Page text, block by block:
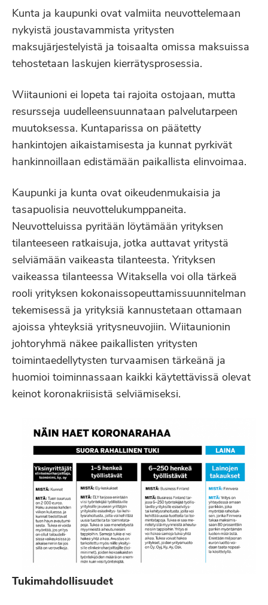
Kunta ja kaupunki ovat valmiita neuvottelemaan
nykyistä joustavammista yritysten
maksujärjestelyistä ja toisaalta omissa maksuissa
tehostetaan laskujen kierrätysprosessia.
Wiitaunioni ei lopeta tai rajoita ostojaan, mutta
resursseja uudelleensuunnataan palvelutarpeen
muutoksessa. Kuntaparissa on päätetty
hankintojen aikaistamisesta ja kunnat pyrkivät
hankinnoillaan edistämään paikallista elinvoimaa.
Kaupunki ja kunta ovat oikeudenmukaisia ja
tasapuolisia neuvottelukumppaneita.
Neuvotteluissa pyritään löytämään yrityksen
tilanteeseen ratkaisuja, jotka auttavat yritystä
selviämään vaikeasta tilanteesta. Yrityksen
vaikeassa tilanteessa Witaksella voi olla tärkeä
rooli yrityksen kokonaissopeuttamissuunnitelman
tekemisessä ja yrityksiä kannustetaan ottamaan
ajoissa yhteyksiä yritysneuvojiin. Wiitaunionin
johtoryhmä näkee paikallisten yritysten
toimintaedellytysten turvaamisen tärkeänä ja
huomioi toiminnassaan kaikki käytettävissä olevat
keinot koronakriisistä selviämiseksi.
Tukimahdollisuudet